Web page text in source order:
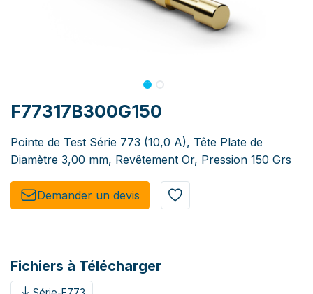
F77317B300G150
Pointe de Test Série 773 (10,0 A), Tête Plate de
Diamètre 3,00 mm, Revêtement Or, Pression 150 Grs
Demander un de​​vis​​
Fichiers à Télécharger